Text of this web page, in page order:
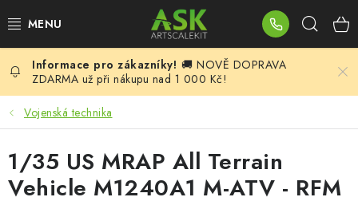
na
BLOG
SUMMER DAYS
WARHAMMER
ASK PRODUKTY
🚚 NOVĚ DOPRAVA
ZDARMA už při nákupu nad 1 000 Kč!
Vojenská technika
1/35 US MRAP All Terrain
Vehicle M1240A1 M-ATV - RFM